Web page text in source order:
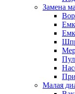
Замена
Малая